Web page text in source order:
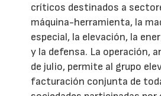
críticos destinados a
máquina-herramienta, la
especial, la elevación, la
y la defensa. La operación,
de julio, permite al grupo
facturación conjunta de